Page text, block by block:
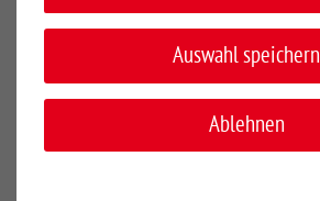
EMPFOHLENES ZUBEHÖR
Auswahl speichern
Ablehnen